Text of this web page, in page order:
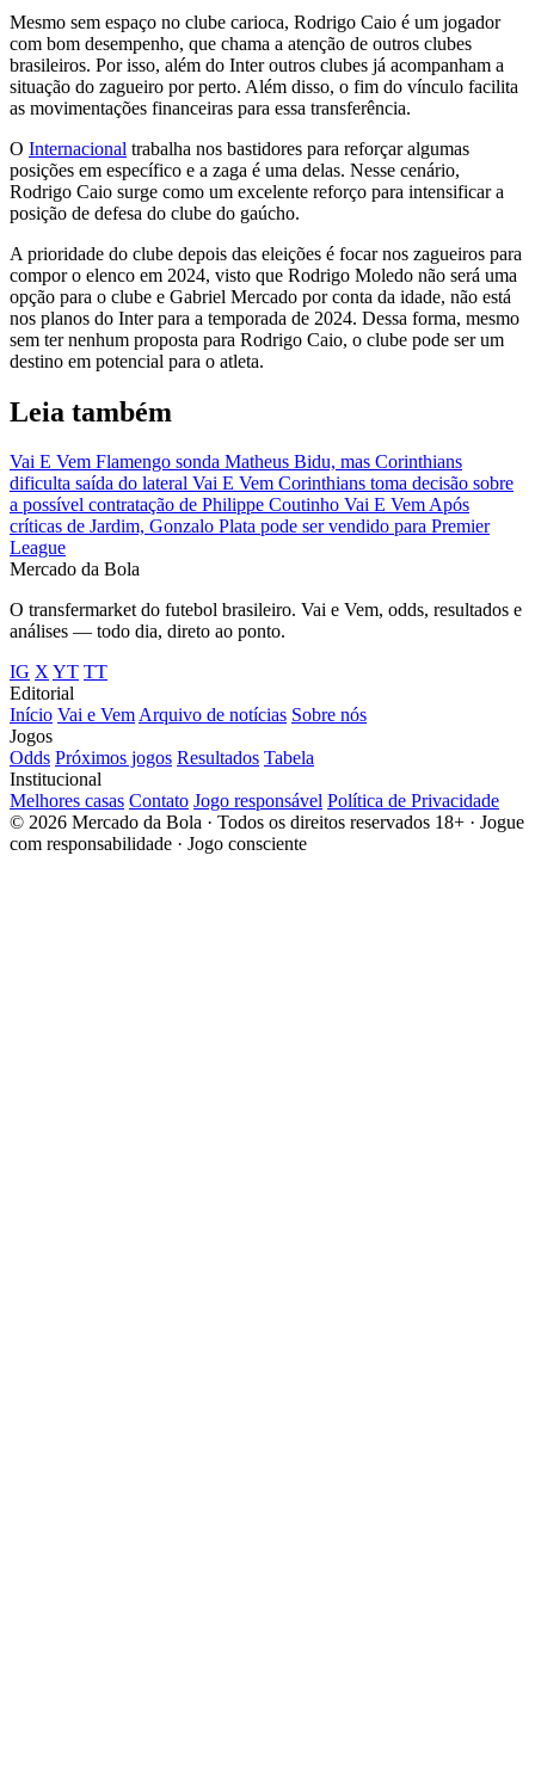
Mesmo sem espaço no clube carioca, Rodrigo Caio é um jogador
com bom desempenho, que chama a atenção de outros clubes
brasileiros. Por isso, além do Inter outros clubes já acompanham a
situação do zagueiro por perto. Além disso, o fim do vínculo facilita
as movimentações financeiras para essa transferência.
O Internacional trabalha nos bastidores para reforçar algumas
posições em específico e a zaga é uma delas. Nesse cenário,
Rodrigo Caio surge como um excelente reforço para intensificar a
posição de defesa do clube do gaúcho.
A prioridade do clube depois das eleições é focar nos zagueiros para
compor o elenco em 2024, visto que Rodrigo Moledo não será uma
opção para o clube e Gabriel Mercado por conta da idade, não está
nos planos do Inter para a temporada de 2024. Dessa forma, mesmo
sem ter nenhum proposta para Rodrigo Caio, o clube pode ser um
destino em potencial para o atleta.
Leia também
Vai E Vem Flamengo sonda Matheus Bidu, mas Corinthians
dificulta saída do lateral Vai E Vem Corinthians toma decisão sobre
a possível contratação de Philippe Coutinho Vai E VemApós
críticas de Jardim, Gonzalo Plata pode ser vendido para Premier
League
Mercado da Bola
O transfermarket do futebol brasileiro. Vai e Vem, odds, resultados e
análises — todo dia, direto ao ponto.
IG XYT TT
Editorial
Início Vai e VemArquivo de notícias Sobre nós
Jogos
Odds Próximos jogos Resultados Tabela
Institucional
Melhores casas Contato Jogo responsável Política de Privacidade
© 2026 Mercado da Bola · Todos os direitos reservados 18+ · Jogue
com responsabilidade · Jogo consciente